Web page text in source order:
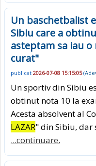
Un baschetbalist
Sibiu care a
asteptam sa iau
curat"
publicat 2026-07-08 15:15:05(
Un sportiv din Sibiu
obtinut nota 10 la
Acesta absolvent al
LAZAR" din Sibiu, dar
...continuare.